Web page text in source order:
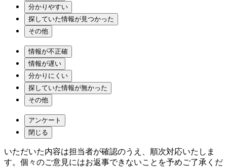
分かりやすい
探していた情報が見つかった
その他
情報が不正確
情報が遅い
分かりにくい
探していた情報が無かった
その他
アンケート
閉じる
いただいた内容は担当者が確認のうえ、順次対応いたしま
す。個々のご意見にはお返事できないことを予めご了承くだ